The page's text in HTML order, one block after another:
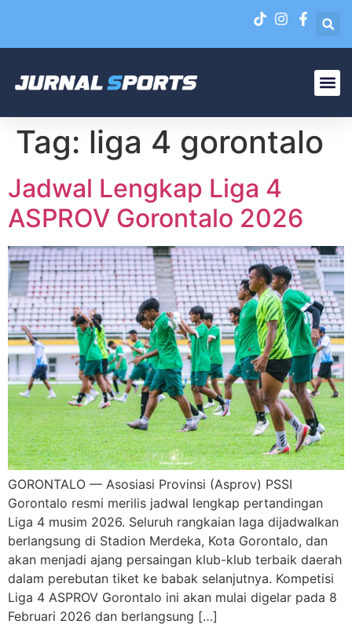
Tag: liga 4 gorontalo
Jadwal Lengkap Liga 4
ASPROV Gorontalo 2026
GORONTALO — Asosiasi Provinsi (Asprov) PSSI
Gorontalo resmi merilis jadwal lengkap pertandingan
Liga 4 musim 2026. Seluruh rangkaian laga dijadwalkan
berlangsung di Stadion Merdeka, Kota Gorontalo, dan
akan menjadi ajang persaingan klub-klub terbaik daerah
dalam perebutan tiket ke babak selanjutnya. Kompetisi
Liga 4 ASPROV Gorontalo ini akan mulai digelar pada 8
Februari 2026 dan berlangsung […]